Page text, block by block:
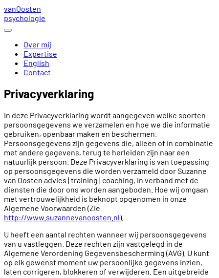
vanOosten
psychologie
Over mij
Expertise
English
Contact
Privacyverklaring
In deze Privacyverklaring wordt aangegeven welke soorten
persoonsgegevens we verzamelen en hoe we die informatie
gebruiken, openbaar maken en beschermen.
Persoonsgegevens zijn gegevens die, alleen of in combinatie
met andere gegevens, terug te herleiden zijn naar een
natuurlijk persoon. Deze Privacyverklaring is van toepassing
op persoonsgegevens die worden verzameld door Suzanne
van Oosten advies | training | coaching, in verband met de
diensten die door ons worden aangeboden. Hoe wij omgaan
met vertrouwelijkheid is beknopt opgenomen in onze
Algemene Voorwaarden (Zie
http://www.suzannevanoosten.nl).
U heeft een aantal rechten wanneer wij persoonsgegevens
van u vastleggen. Deze rechten zijn vastgelegd in de
Algemene Verordening Gegevensbescherming (AVG). U kunt
op elk gewenst moment uw persoonlijke gegevens inzien,
laten corrigeren, blokkeren of verwijderen. Een uitgebreide